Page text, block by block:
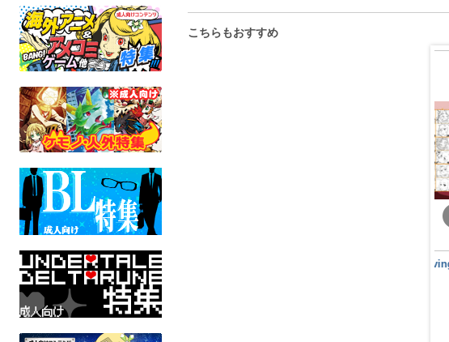
こちらもおすすめ
パムトンとテナのマジ
ル⭐︎パワー♡仲直り大作
タラタしてんじゃね〜よ
全年齢